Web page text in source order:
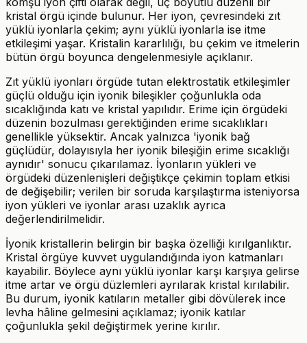
kristal örgü içinde bulunur. Her iyon, çevresindeki zıt
yüklü iyonlarla çekim; aynı yüklü iyonlarla ise itme
etkileşimi yaşar. Kristalin kararlılığı, bu çekim ve itmelerin
bütün örgü boyunca dengelenmesiyle açıklanır.
Zıt yüklü iyonları örgüde tutan elektrostatik etkileşimler
güçlü olduğu için iyonik bileşikler çoğunlukla oda
sıcaklığında katı ve kristal yapılıdır. Erime için örgüdeki
düzenin bozulması gerektiğinden erime sıcaklıkları
genellikle yüksektir. Ancak yalnızca 'iyonik bağ
güçlüdür, dolayısıyla her iyonik bileşiğin erime sıcaklığı
aynıdır' sonucu çıkarılamaz. İyonların yükleri ve
örgüdeki düzenlenişleri değiştikçe çekimin toplam etkisi
de değişebilir; verilen bir soruda karşılaştırma isteniyorsa
iyon yükleri ve iyonlar arası uzaklık ayrıca
değerlendirilmelidir.
İyonik kristallerin belirgin bir başka özelliği kırılganlıktır.
Kristal örgüye kuvvet uygulandığında iyon katmanları
kayabilir. Böylece aynı yüklü iyonlar karşı karşıya gelirse
itme artar ve örgü düzlemleri ayrılarak kristal kırılabilir.
Bu durum, iyonik katıların metaller gibi dövülerek ince
levha hâline gelmesini açıklamaz; iyonik katılar
çoğunlukla şekil değiştirmek yerine kırılır.